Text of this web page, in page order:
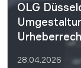
OLG
28.04.2026